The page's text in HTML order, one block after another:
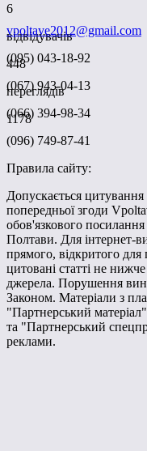
6
відвідувачів
448
переглядів
1178
vpoltave2012@gmail.com
(095) 043-18-92
(067) 943-04-13
(066) 394-98-34
(096) 749-87-41
Правила сайту:
Допускається цитування
попередньої згоди
обов'язкового
Полтави. Для інтернет-
прямого, відкритого
цитовані статті не
джерела. Порушення
Законом. Матеріали з
"Партнерський
та "Партнерський
реклами.